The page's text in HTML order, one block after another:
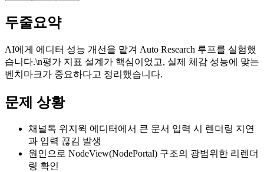
두줄요약
AI에게 에디터 성능 개선을 맡겨 Auto Research 루프를 실험했
습니다.\n평가 지표 설계가 핵심이었고, 실제 체감 성능에 맞는
벤치마크가 중요하다고 정리했습니다.
문제 상황
채널톡 위지윅 에디터에서 큰 문서 입력 시 렌더링 지연
과 입력 끊김 발생
원인으로 NodeView(NodePortal) 구조의 광범위한 리렌더
링 확인